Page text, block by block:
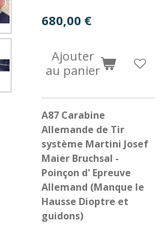
680,00 €
Ajouter
au panier
A87 Carabine
Allemande de Tir
système Martini Josef
Maier Bruchsal -
Poinçon d' Epreuve
Allemand (Manque le
Hausse Dioptre et
guidons)